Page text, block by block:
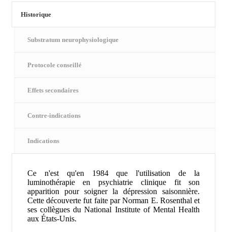
Historique
Substratum neurophysiologique
Protocole conseillé
Effets secondaires
Contre-indications
Indications
Ce n'est qu'en 1984 que l'utilisation de la
luminothérapie en psychiatrie clinique fit son
apparition pour soigner la dépression saisonnière.
Cette découverte fut faite par Norman E. Rosenthal et
ses collègues du National Institute of Mental Health
aux États-Unis.